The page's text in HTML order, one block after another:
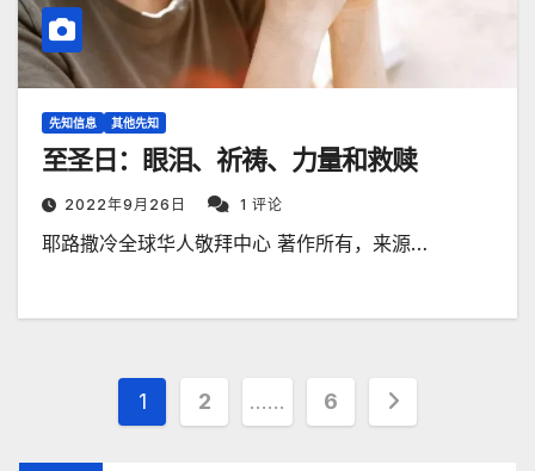
先知信息 其他先知
至圣日：眼泪、祈祷、力量和救赎
2022年9月26日 1 评论
耶路撒冷全球华人敬拜中心 著作所有，来源…
文
1 2 …… 6